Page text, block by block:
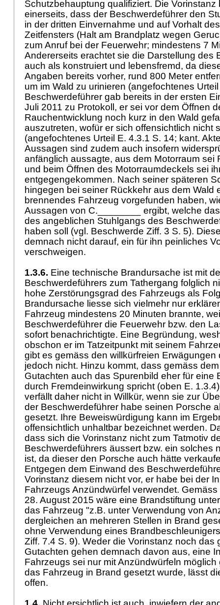
Schutzbehauptung qualifiziert. Die
einerseits, dass der Beschwerdeführer den
in der dritten Einvernahme und auf Vorhalt
Zeitfensters (Halt am Brandplatz wegen
zum Anruf bei der Feuerwehr; mindestens 7
Andererseits erachtet sie die Darstellung des
auch als konstruiert und lebensfremd, da
Angaben bereits vorher, rund 800 Meter
um im Wald zu urinieren (angefochtenes
Beschwerdeführer gab bereits in der ersten
Juli 2011 zu Protokoll, er sei vor dem Öffnen
Rauchentwicklung noch kurz in den Wald
auszutreten, wofür er sich offensichtlich nicht
(angefochtenes Urteil E. 4.3.1 S. 14; kant.
Aussagen sind zudem auch insofern
anfänglich aussagte, aus dem Motorraum sei
und beim Öffnen des Motorraumdeckels sei
entgegengekommen. Nach seiner späteren
hingegen bei seiner Rückkehr aus dem Wald
brennendes Fahrzeug vorgefunden haben,
Aussagen von C.________ ergibt, welche
des angeblichen Stuhlgangs des
haben soll (vgl. Beschwerde Ziff. 3 S. 5).
demnach nicht darauf, ein für ihn peinliches
verschweigen.
1.3.6. Eine technische Brandursache ist mit
Beschwerdeführers zum Tathergang folglich
hohe Zerstörungsgrad des Fahrzeugs als
Brandursache liesse sich vielmehr nur
Fahrzeug mindestens 20 Minuten brannte,
Beschwerdeführer die Feuerwehr bzw. den
sofort benachrichtigte. Eine Begründung,
obschon er im Tatzeitpunkt mit seinem
gibt es gemäss den willkürfreien Erwägungen
jedoch nicht. Hinzu kommt, dass gemäss
Gutachten auch das Spurenbild eher für eine
durch Fremdeinwirkung spricht (oben E.
verfällt daher nicht in Willkür, wenn sie zur
der Beschwerdeführer habe seinen Porsche
gesetzt. Ihre Beweiswürdigung kann im
offensichtlich unhaltbar bezeichnet werden.
dass sich die Vorinstanz nicht zum Tatmotiv
Beschwerdeführers äussert bzw. ein solches
ist, da dieser den Porsche auch hätte
Entgegen dem Einwand des
Vorinstanz diesem nicht vor, er habe bei der
Fahrzeugs Anzündwürfel verwendet.
28. August 2015 wäre eine Brandstiftung
das Fahrzeug "z.B. unter Verwendung von
dergleichen an mehreren Stellen in Brand
ohne Verwendung eines
Ziff. 7.4 S. 9). Weder die Vorinstanz noch das
Gutachten gehen demnach davon aus, eine
Fahrzeugs sei nur mit Anzündwürfeln
das Fahrzeug in Brand gesetzt wurde, lässt
offen.